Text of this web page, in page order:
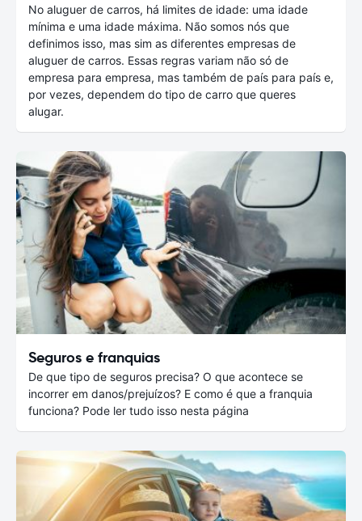
No aluguer de carros, há limites de idade: uma idade
mínima e uma idade máxima. Não somos nós que
definimos isso, mas sim as diferentes empresas de
aluguer de carros. Essas regras variam não só de
empresa para empresa, mas também de país para país e,
por vezes, dependem do tipo de carro que queres
alugar.
Seguros e franquias
De que tipo de seguros precisa? O que acontece se
incorrer em danos/prejuízos? E como é que a franquia
funciona? Pode ler tudo isso nesta página